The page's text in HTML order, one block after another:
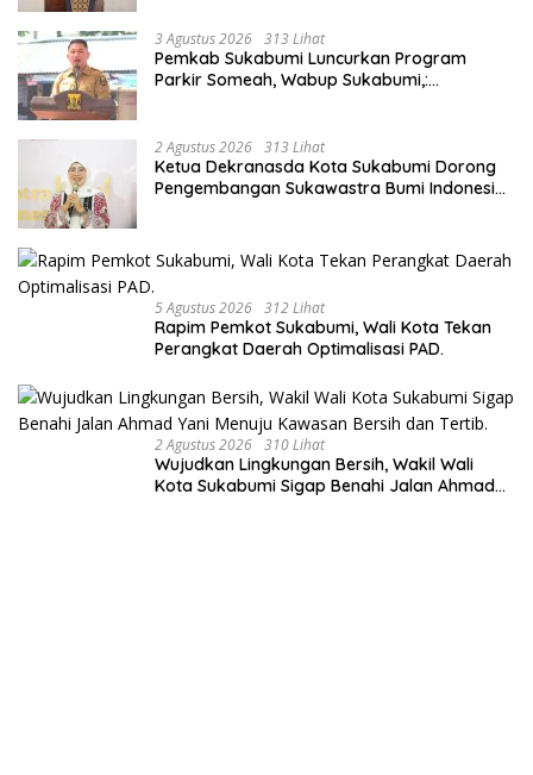
3 Agustus 2026 313 Lihat
Pemkab Sukabumi Luncurkan Program
Parkir Someah, Wabup Sukabumi,:
2 Agustus 2026 313 Lihat
Ketua Dekranasda Kota Sukabumi Dorong
Pengembangan Sukawastra Bumi Indonesia,
5 Agustus 2026 312 Lihat
Rapim Pemkot Sukabumi, Wali Kota Tekan
Perangkat Daerah Optimalisasi PAD.
2 Agustus 2026 310 Lihat
Wujudkan Lingkungan Bersih, Wakil Wali
Kota Sukabumi Sigap Benahi Jalan Ahmad